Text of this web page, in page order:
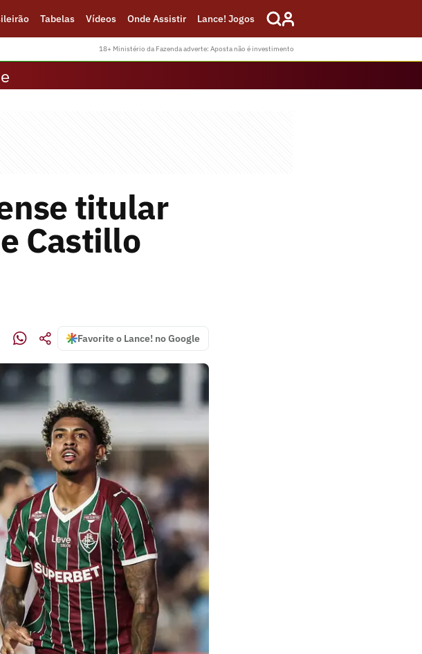
Tabelas Vídeos Onde Assistir Lance! Jogos
18+ Ministério da Fazenda adverte: Aposta não é investimento
titular
Castillo
Favorite o Lance! no Google